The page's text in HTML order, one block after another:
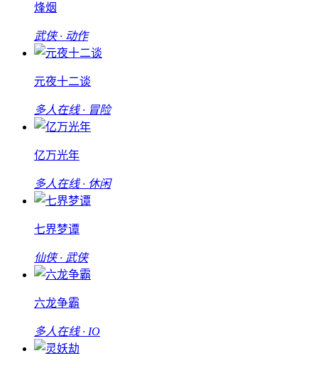
烽烟
武侠 · 动作
元夜十二谈
多人在线 · 冒险
亿万光年
多人在线 · 休闲
七界梦谭
仙侠 · 武侠
六龙争霸
多人在线 · IO